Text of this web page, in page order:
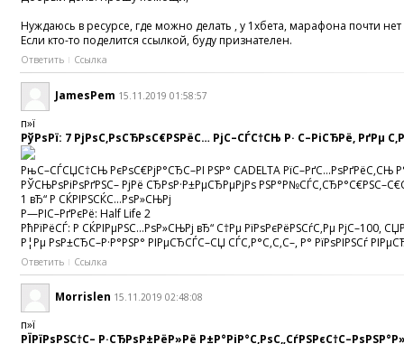
Нуждаюсь в ресурсе, где можно делать , у 1хбета, марафона почти
Если кто-то поделится ссылкой, буду признателен.
Ответить Ссылка
JamesPem 15.11.2019 01:58:57
п»ї
РўРѕРї: 7 РјРѕС‚РѕСЂРѕС€РЅРёС… РјС–СЃС†СЊ Р· С–РіСЂРё, РґРµ
РњС–СЃСЏС†СЊ РєРѕС€РјР°СЂС–РІ РЅР° CADELTA РїС–РґС…РѕРґРёС‚СЊ
РЎСЊРѕРіРѕРґРЅС– РјРё СЂРѕР·Р±РµСЂРµРјРѕ
1 вЂ“ Р СЌРІРЅСЌС…РѕР»СЊРј
Р—РІС–РґРєРё: Half Life 2
РћРїРёСЃ: Р СЌРІРµРЅС…РѕР»СЊРј вЂ“ С†Рµ РїРѕРєРёРЅСѓС‚Рµ РјС–100,
Р¦Рµ РѕР±СЂС–Р·Р°РЅР° РІРµСЂСЃС–СЏ СЃС‚Р°С‚С‚С–, Р° РїРѕРІРЅСѓ
Ответить Ссылка
Morrislen 15.11.2019 02:48:08
п»ї
РЇРїРѕРЅС†С– Р·СЂРѕР±РёР»Рё